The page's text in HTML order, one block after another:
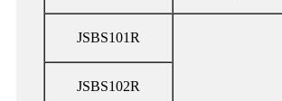
JSBS101R
JSBS102R